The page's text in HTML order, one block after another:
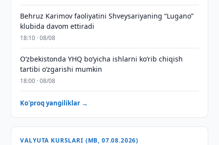
Behruz Karimov faoliyatini Shveysariyaning “Lugano”
klubida davom ettiradi
18:10 · 08/08
O‘zbekistonda YHQ bo‘yicha ishlarni ko‘rib chiqish
tartibi o‘zgarishi mumkin
18:00 · 08/08
Ko'proq yangiliklar →
VALYUTA KURSLARI (MB, 07.08.2026)